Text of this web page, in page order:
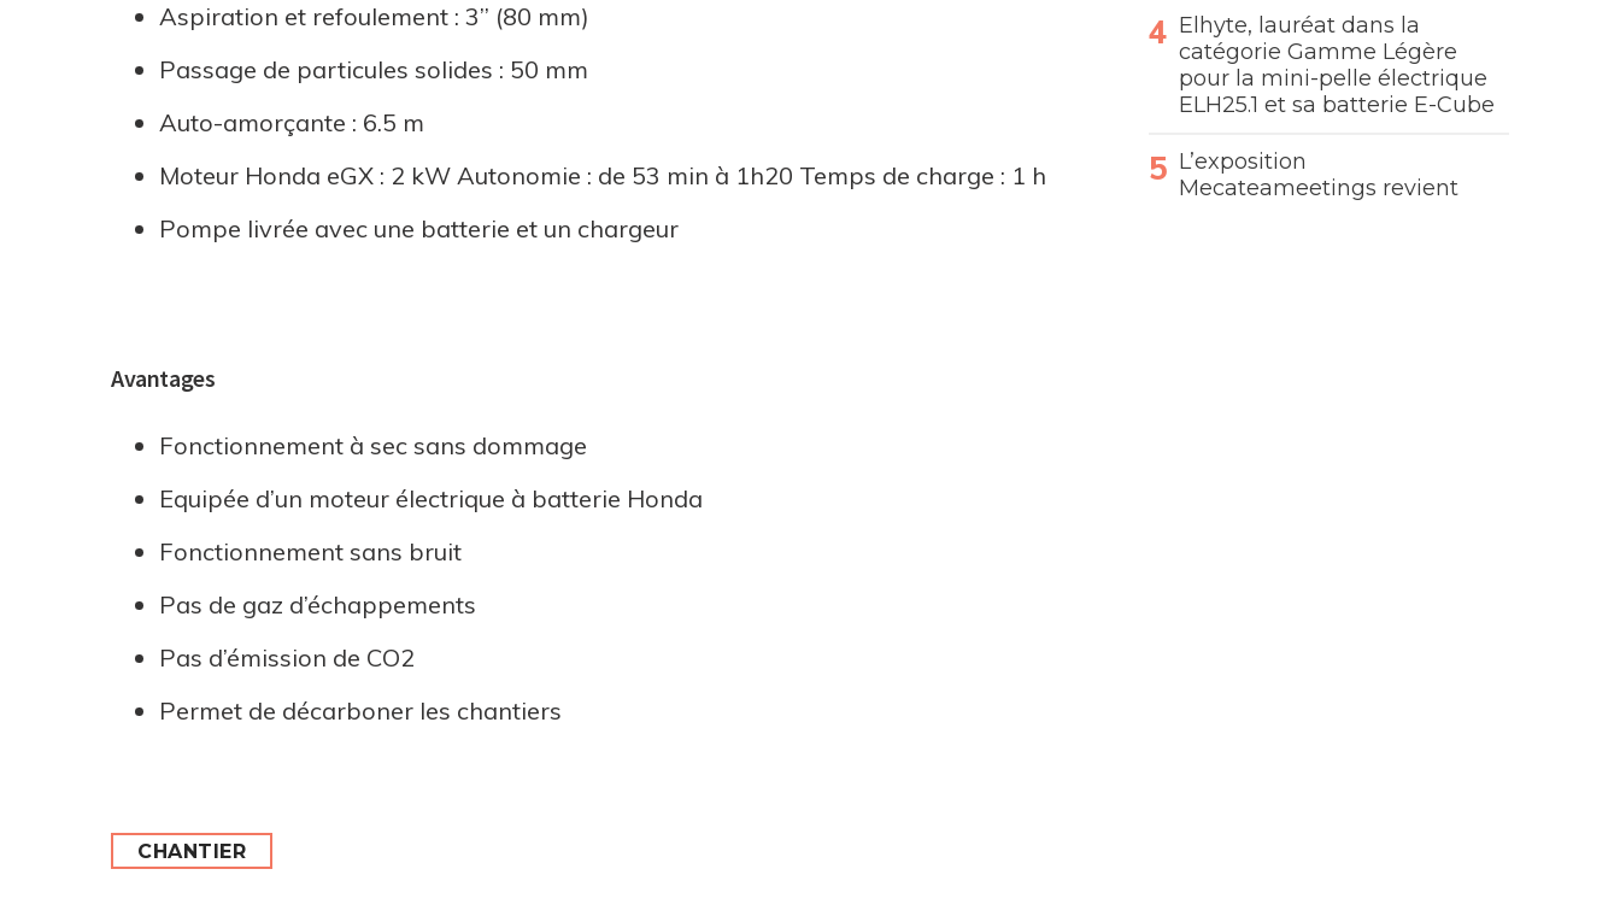
Aspiration et refoulement : 3’’ (80 mm)
Passage de particules solides : 50 mm
Auto-amorçante : 6.5 m
Moteur Honda eGX : 2 kW Autonomie : de 53 min à 1h20 Temps de charge : 1 h
Pompe livrée avec une batterie et un chargeur
Avantages
Fonctionnement à sec sans dommage
Equipée d’un moteur électrique à batterie Honda
Fonctionnement sans bruit
Pas de gaz d’échappements
Pas d’émission de CO2
Permet de décarboner les chantiers
CHANTIER
Elhyte, lauréat dans la
catégorie Gamme Légère
pour la mini-pelle électrique
ELH25.1 et sa batterie E-Cube
L’exposition
Mecateameetings revient